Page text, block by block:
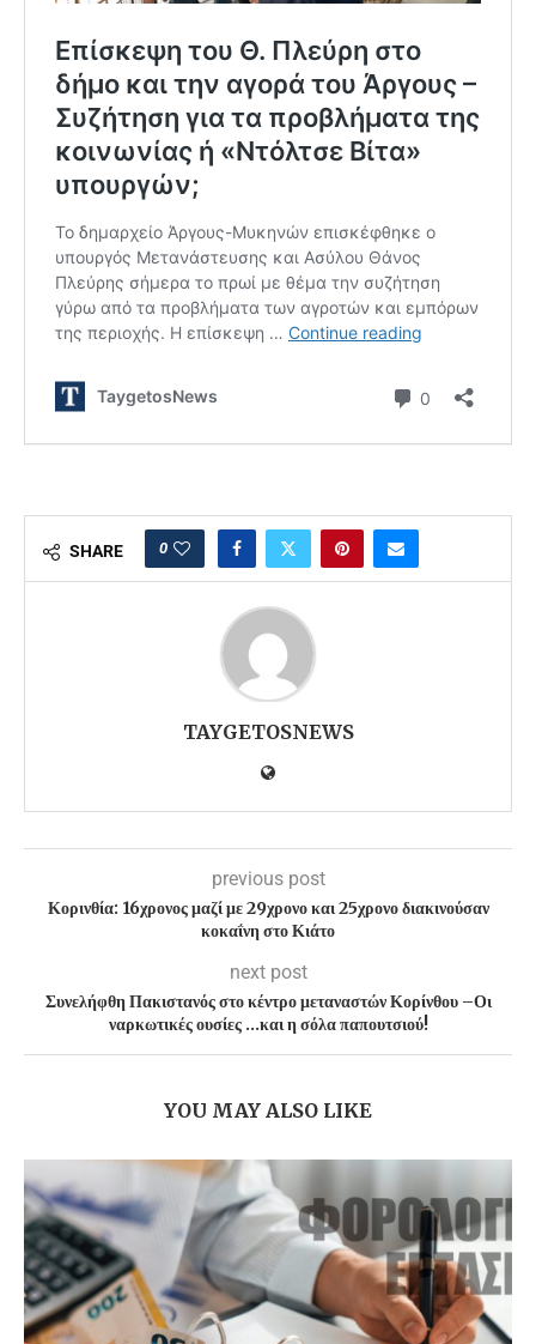
SHARE 0
TAYGETOSNEWS
previous post
Κορινθία: 16χρονος μαζί με 29χρονο και 25χρονο διακινούσαν
κοκαΐνη στο Κιάτο
next post
Συνελήφθη Πακιστανός στο κέντρο μεταναστών Κορίνθου –Οι
ναρκωτικές ουσίες …και η σόλα παπουτσιού!
YOU MAY ALSO LIKE